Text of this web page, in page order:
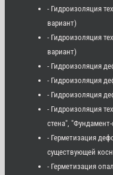
- Гидроизоляция
вариант)
- Гидроизоляция
вариант)
- Гидроизоляция
- Гидроизоляция
- Гидроизоляция
- Гидроизоляция
стена", "Фундамент-
- Герметизация
существующей
- Герметизация